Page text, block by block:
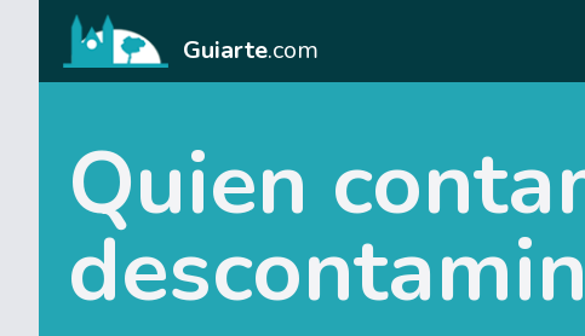
Guiarte.com
Quien